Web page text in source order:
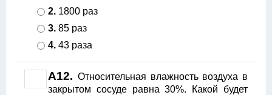
2. 1800 раз
3. 85 раз
4. 43 раза
A12. Относительная влажность воздуха в
закрытом сосуде равна 30%. Какой будет